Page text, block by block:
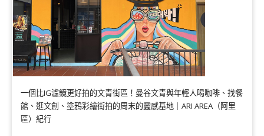
一個比IG濾鏡更好拍的文青街區！曼谷文青與年輕人喝咖啡、找餐
館、逛文創、塗鴉彩繪街拍的周末的靈感基地｜ARI AREA（阿里
區）紀行